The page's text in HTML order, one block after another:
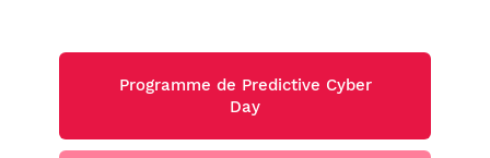
Programme de Predictive Cyber
Day